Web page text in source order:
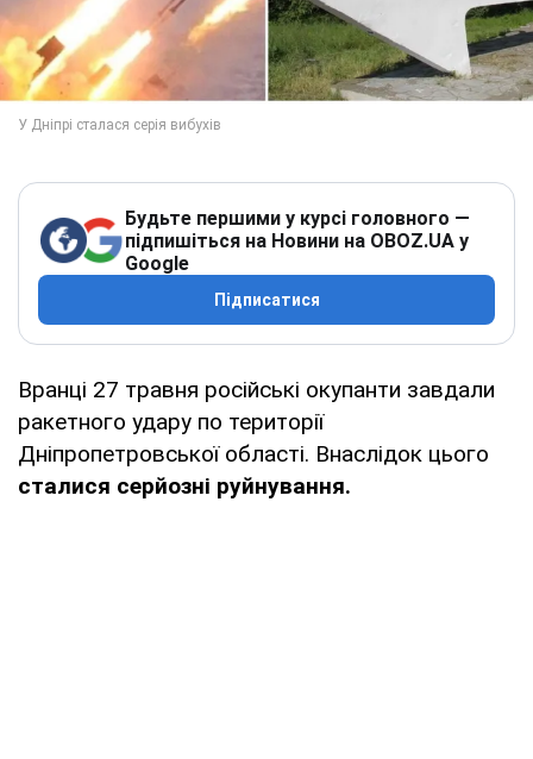
Будьте першими у курсі головного —
підпишіться на Новини на OBOZ.UA у
Google
Підписатися
Вранці 27 травня російські окупанти завдали
ракетного удару по території
Дніпропетровської області. Внаслідок цього
сталися серйозні руйнування.